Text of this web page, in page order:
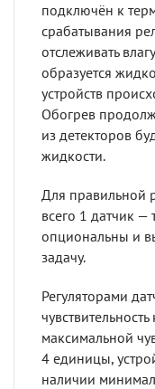
подключён к
срабатывания
отслеживать
образуется
устройств
Обогрев
из детекторов
жидкости.
Для правильной
всего 1 датчик
опциональны и
задачу.
Регуляторами
максимальной
4 единицы,
наличии